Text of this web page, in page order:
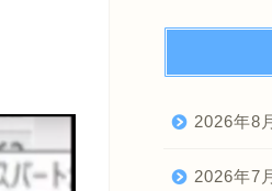
2026年8
2026年7